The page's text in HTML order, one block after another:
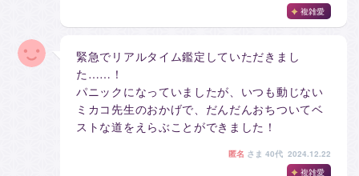
複雑愛
緊急でリアルタイム鑑定していただきまし
た……！
パニックになっていましたが、いつも動じない
ミカコ先生のおかげで、だんだんおちついてベ
ストな道をえらぶことができました！
匿名 さま 40代 2024.12.22
複雑愛